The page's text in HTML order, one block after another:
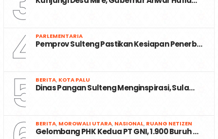
4 PARLEMENTARIA
Pemprov Sulteng Pastikan Kesiapan Penerb…
5 BERITA, KOTA PALU
Dinas Pangan Sulteng Menginspirasi, Sula…
BERITA, MOROWALI UTARA, NASIONAL, RUANG NETIZEN
Gelombang PHK Kedua PT GNI, 1.900 Buruh …